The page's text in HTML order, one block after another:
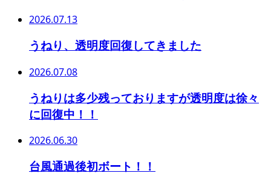
2026.07.13
うねり、透明度回復してきました
2026.07.08
うねりは多少残っておりますが透明度は徐々
に回復中！！
2026.06.30
台風通過後初ボート！！